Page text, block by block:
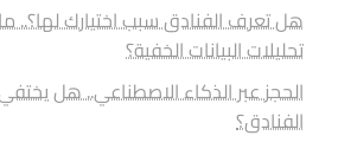
هل تعرف الفنادق سبب اختيارك لها؟..
تحليلات البيانات الخفية؟
الحجز عبر الذكاء الاصطناعي.. هل
الفنادق؟